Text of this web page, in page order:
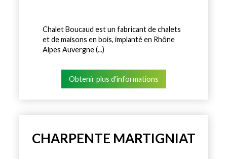
Chalet Boucaud est un fabricant de chalets
et de maisons en bois, implanté en Rhône
Alpes Auvergne (...)
Obtenir plus d'informations
CHARPENTE MARTIGNIAT